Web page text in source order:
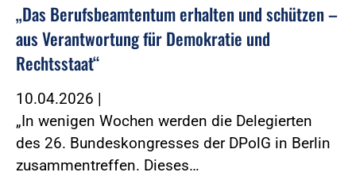
„Das Berufsbeamtentum erhalten und schützen –
aus Verantwortung für Demokratie und
Rechtsstaat“
10.04.2026 |
„In wenigen Wochen werden die Delegierten
des 26. Bundeskongresses der DPolG in Berlin
zusammentreffen. Dieses…